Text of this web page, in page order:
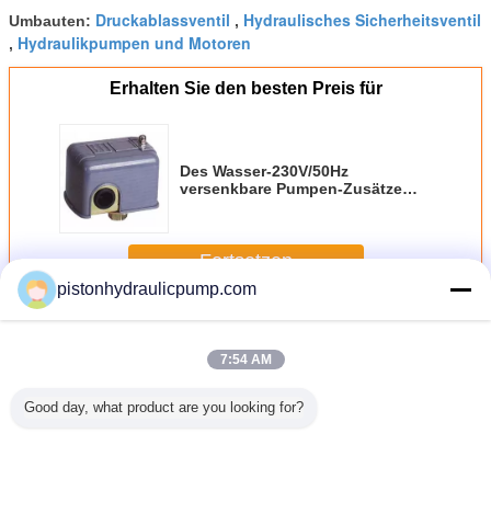
Umbauten: Druckablassventil , Hydraulisches Sicherheitsventil
, Hydraulikpumpen und Motoren
Erhalten Sie den besten Preis für
Des Wasser-230V/50Hz
versenkbare Pumpen-Zusätze
Fortsetzen
MehrHydraulische Pumpenteile
pistonhydraulicpump.com
7:54 AM
Good day, what product are you looking for?